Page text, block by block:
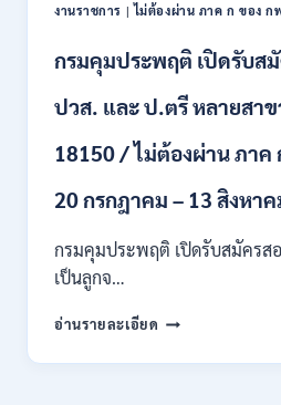
พนักงาน
หลาย
ตำแหน่ง
ป.ตรี
ทุก
สาขา
อื่นๆ
ไม่
ภาค
ของ
งานราชการ |ไม่ต้องผ่าน ภาค ก ของ ก
กรมคุมประพฤติ เปิดรับส
ปวส. และ ป.ตรี หลายสาข
18150 / ไม่ต้องผ่าน ภาค
20 กรกฎาคม – 13 สิงหา
กรมคุมประพฤติ เปิดรับสมัครส
เป็นลูกจ…
อ่านรายละเอียด กรม
ประพฤติ